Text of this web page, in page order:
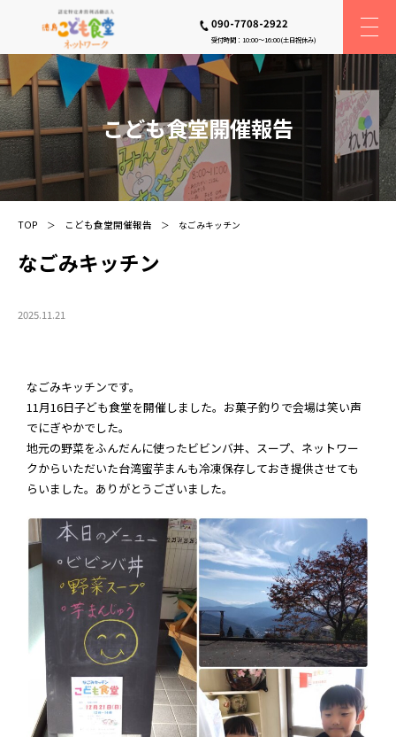
090-7708-2922
受付時間：10:00〜16:00(土日祝休み)
こども食堂開催報告
TOP こども食堂開催報告 なごみキッチン
なごみキッチン
2025.11.21
なごみキッチンです。
11月16日子ども食堂を開催しました。お菓子釣りで会場は笑い声
でにぎやかでした。
地元の野菜をふんだんに使ったビビンバ丼、スープ、ネットワー
クからいただいた台湾蜜芋まんも冷凍保存しておき提供させても
らいました。ありがとうございました。